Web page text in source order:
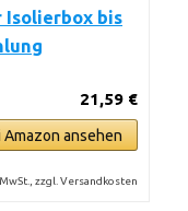
Isolierbox bis
21,59 €
Amazon ansehen
zzgl. Versandkosten